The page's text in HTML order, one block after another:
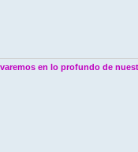
en lo profundo de